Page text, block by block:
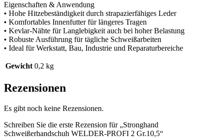
Eigenschaften & Anwendung
• Hohe Hitzebeständigkeit durch strapazierfähiges Leder
• Komfortables Innenfutter für längeres Tragen
• Kevlar-Nähte für Langlebigkeit auch bei hoher Belastung
• Robuste Ausführung für tägliche Schweißarbeiten
• Ideal für Werkstatt, Bau, Industrie und Reparaturbereiche
Gewicht 0,2 kg
Rezensionen
Es gibt noch keine Rezensionen.
Schreiben Sie die erste Rezension für „Stronghand
Schweißerhandschuh WELDER-PROFI 2 Gr.10,5“